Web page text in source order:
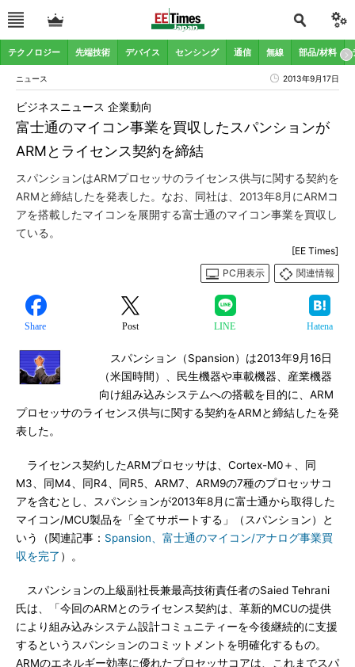
テクノロジー 先端技術 デバイス センシング 通信 無線 部品/材料
ニュース 2013年9月17日
富士通のマイコン事業を買収したスパンションが
ARMとライセンス契約を締結
ビジネスニュース 企業動向
スパンションはARMプロセッサのライセンス供与に関する契約を
ARMと締結したを発表した。なお、同社は、2013年8月にARMコ
アを搭載したマイコンを展開する富士通のマイコン事業を買収し
ている。
[EE Times]
PC用表示
関連情報
Share Post LINE Hatena
スパンション（Spansion）は2013年9月16日
（米国時間）、民生機器や車載機器、産業機器
向け組み込みシステムへの搭載を目的に、ARM
プロセッサのライセンス供与に関する契約をARMと締結したを発
表した。
ライセンス契約したARMプロセッサは、Cortex-M0＋、同
M3、同M4、同R4、同R5、ARM7、ARM9の7種のプロセッサコ
アを含むとし、スパンションが2013年8月に富士通から取得した
マイコン/MCU製品を「全てサポートする」（スパンション）と
いう（関連記事： Spansion、富士通のマイコン/アナログ事業買
収を完了 ）。
スパンションの上級副社長兼最高技術責任者のSaied Tehrani
氏は、「今回のARMとのライセンス契約は、革新的MCUの提供
により組み込みシステム設計コミュニティーを今後継続的に支援
するというスパンションのコミットメントを明確化するもの。
ARMのエネルギー効率に優れたプロセッサコアは、これまでスパ